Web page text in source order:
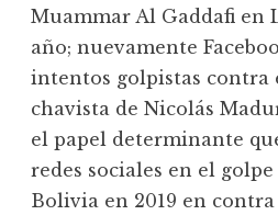
Muammar Al Gaddafi en
año; nuevamente
intentos golpistas contra
chavista de Nicolás
el papel determinante
redes sociales en el golpe
Bolivia en 2019 en